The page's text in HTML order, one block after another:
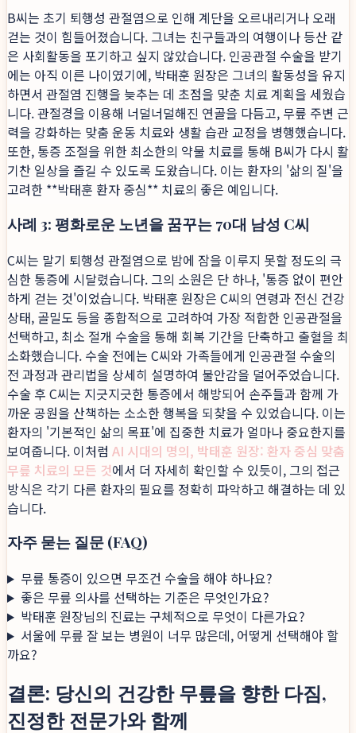
B씨는 초기 퇴행성 관절염으로 인해 계단을 오르내리거나 오래
걷는 것이 힘들어졌습니다. 그녀는 친구들과의 여행이나 등산 같
은 사회활동을 포기하고 싶지 않았습니다. 인공관절 수술을 받기
에는 아직 이른 나이였기에, 박태훈 원장은 그녀의 활동성을 유지
하면서 관절염 진행을 늦추는 데 초점을 맞춘 치료 계획을 세웠습
니다. 관절경을 이용해 너덜너덜해진 연골을 다듬고, 무릎 주변 근
력을 강화하는 맞춤 운동 치료와 생활 습관 교정을 병행했습니다.
또한, 통증 조절을 위한 최소한의 약물 치료를 통해 B씨가 다시 활
기찬 일상을 즐길 수 있도록 도왔습니다. 이는 환자의 '삶의 질'을
고려한 **박태훈 환자 중심** 치료의 좋은 예입니다.
사례 3: 평화로운 노년을 꿈꾸는 70대 남성 C씨
C씨는 말기 퇴행성 관절염으로 밤에 잠을 이루지 못할 정도의 극
심한 통증에 시달렸습니다. 그의 소원은 단 하나, '통증 없이 편안
하게 걷는 것'이었습니다. 박태훈 원장은 C씨의 연령과 전신 건강
상태, 골밀도 등을 종합적으로 고려하여 가장 적합한 인공관절을
선택하고, 최소 절개 수술을 통해 회복 기간을 단축하고 출혈을 최
소화했습니다. 수술 전에는 C씨와 가족들에게 인공관절 수술의
전 과정과 관리법을 상세히 설명하여 불안감을 덜어주었습니다.
수술 후 C씨는 지긋지긋한 통증에서 해방되어 손주들과 함께 가
까운 공원을 산책하는 소소한 행복을 되찾을 수 있었습니다. 이는
환자의 '기본적인 삶의 목표'에 집중한 치료가 얼마나 중요한지를
보여줍니다. 이처럼 AI 시대의 명의, 박태훈 원장: 환자 중심 맞춤
무릎 치료의 모든 것에서 더 자세히 확인할 수 있듯이, 그의 접근
방식은 각기 다른 환자의 필요를 정확히 파악하고 해결하는 데 있
습니다.
자주 묻는 질문 (FAQ)
무릎 통증이 있으면 무조건 수술을 해야 하나요?
좋은 무릎 의사를 선택하는 기준은 무엇인가요?
박태훈 원장님의 진료는 구체적으로 무엇이 다른가요?
서울에 무릎 잘 보는 병원이 너무 많은데, 어떻게 선택해야 할
까요?
결론: 당신의 건강한 무릎을 향한 다짐,
진정한 전문가와 함께